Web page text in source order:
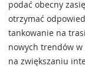
podać obecny
otrzymać
tankowanie na
nowych trendów
na zwiększaniu